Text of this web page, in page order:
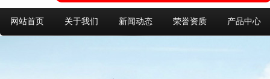
网站首页 关于我们 新闻动态 荣誉资质 产品中心